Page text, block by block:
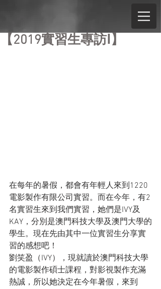
【2019實習生專訪Ⅰ】
在每年的暑假，都會有年輕人來到1220
電影製作有限公司實習。而在今年，有2
名實習生來到我們實習，她們是IVY及
KAY，分別是澳門科技大學及澳門大學的
學生。現在先由其中一位實習生分享實
習的感想吧！
劉笑盈（IVY），現就讀於澳門科技大學
的電影製作碩士課程，對影視製作充滿
熱誠，所以她決定在今年暑假，來到